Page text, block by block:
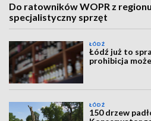
Do ratowników WOPR z
specjalistyczny sprzęt
ŁÓDŹ
Łódź już to
prohibicja
ŁÓDŹ
150 drzew